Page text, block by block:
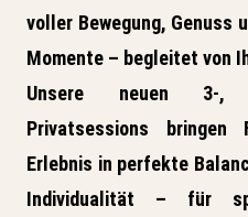
voller Bewegung, Genuss
Momente – begleitet von
Unsere neuen 3-,
Privatsessions bringen
Erlebnis in perfekte
Individualität – für